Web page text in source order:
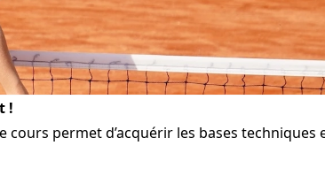
!
cours permet d’acquérir les bases